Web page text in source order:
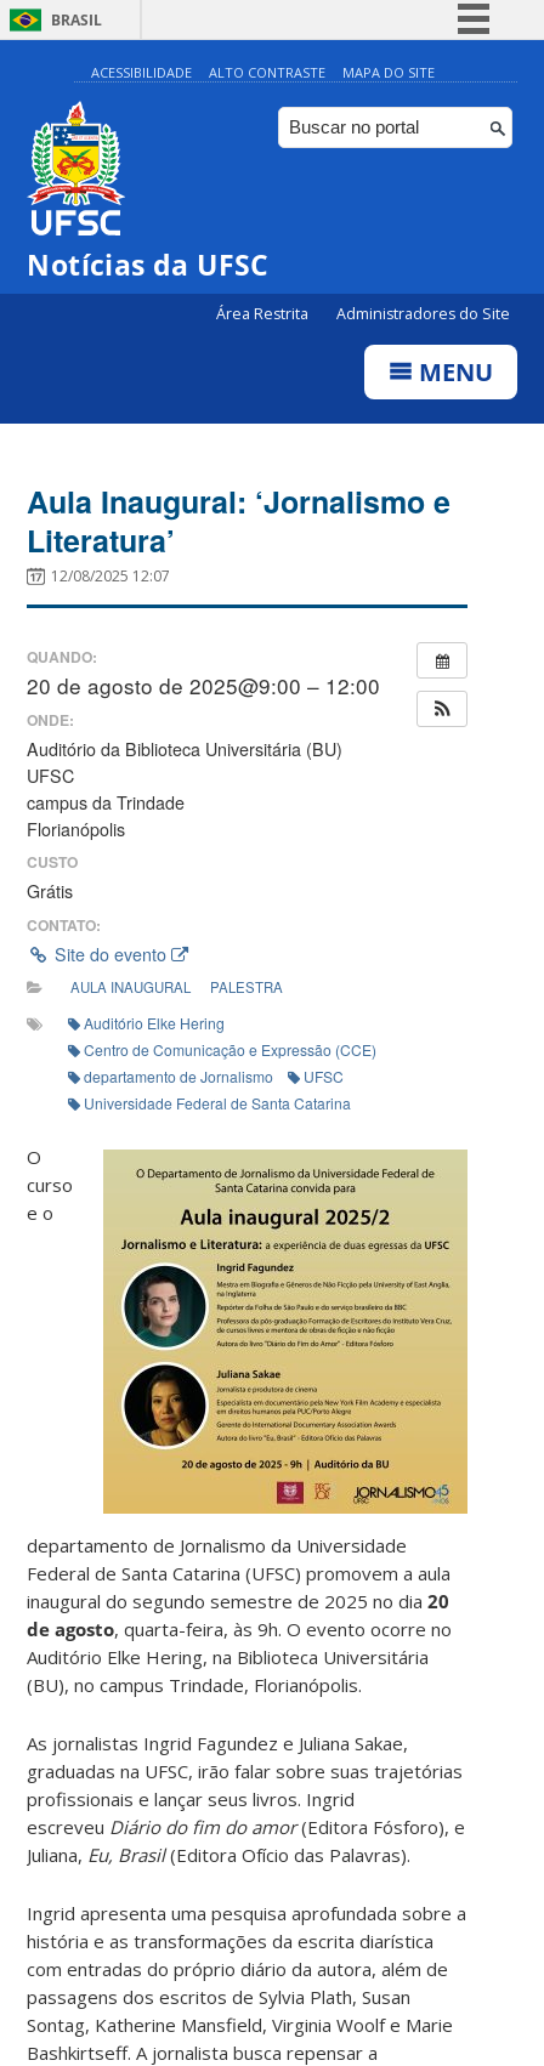
BRASIL
Simplifique!
Comunica BR
Participe
ACESSIBILIDADE ALTO CONTRASTE MAPA DO SITE
Notícias da UFSC
Área Restrita Administradores do Site
MENU
Aula Inaugural: ‘Jornalismo e
Literatura’
12/08/2025 12:07
QUANDO:
20 de agosto de 2025@9:00 – 12:00
ONDE:
Auditório da Biblioteca Universitária (BU)
UFSC
campus da Trindade
Florianópolis
CUSTO
Grátis
CONTATO:
Site do evento
AULA INAUGURAL PALESTRA
Auditório Elke Hering
Centro de Comunicação e Expressão (CCE)
departamento de Jornalismo
UFSC
Universidade Federal de Santa Catarina
O
curso
e o
departamento de Jornalismo da Universidade
Federal de Santa Catarina (UFSC) promovem a aula
inaugural do segundo semestre de 2025 no dia20
de agosto, quarta-feira, às 9h. O evento ocorre no
Auditório Elke Hering, na Biblioteca Universitária
(BU), no campus Trindade, Florianópolis.
As jornalistas Ingrid Fagundez e Juliana Sakae,
graduadas na UFSC, irão falar sobre suas trajetórias
profissionais e lançar seus livros. Ingrid
escreveu Diário do fim do amor (Editora Fósforo), e
Juliana, Eu, Brasil(Editora Ofício das Palavras).
Ingrid apresenta uma pesquisa aprofundada sobre a
história e as transformações da escrita diarística
com entradas do próprio diário da autora, além de
passagens dos escritos de Sylvia Plath, Susan
Sontag, Katherine Mansfield, Virginia Woolf e Marie
Bashkirtseff. A jornalista busca repensar a